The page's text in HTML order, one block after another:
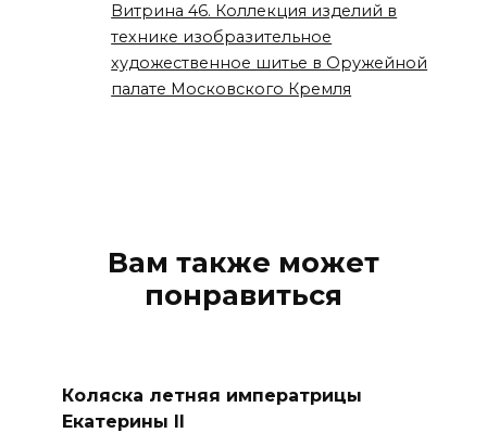
Витрина 46. Коллекция изделий в
технике изобразительное
художественное шитье в Оружейной
палате Московского Кремля
Вам также может
понравиться
Коляска летняя императрицы
Екатерины II